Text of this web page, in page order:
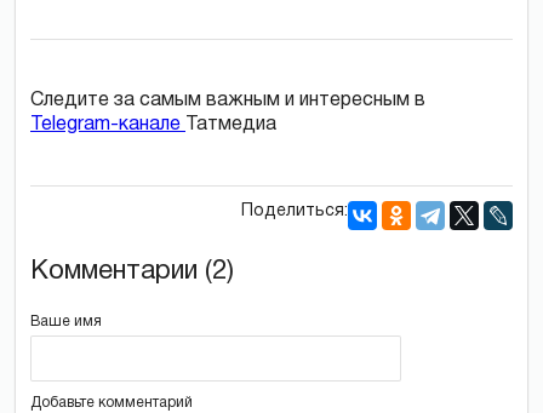
Следите за самым важным и интересным в
Telegram-канале
Татмедиа
Поделиться:
Комментарии (2)
Ваше имя
Добавьте комментарий